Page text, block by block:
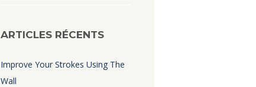
ARTICLES RÉCENTS
Improve Your Strokes Using The
Wall